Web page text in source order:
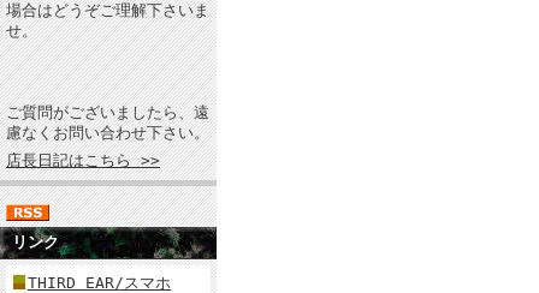
場合はどうぞご理解下さいま
せ。
ご質問がございましたら、遠
慮なくお問い合わせ下さい。
店長日記はこちら >>
リンク
THIRD EAR/スマホ